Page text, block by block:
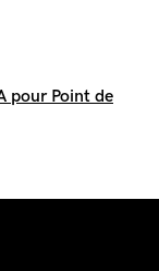
pour Point de